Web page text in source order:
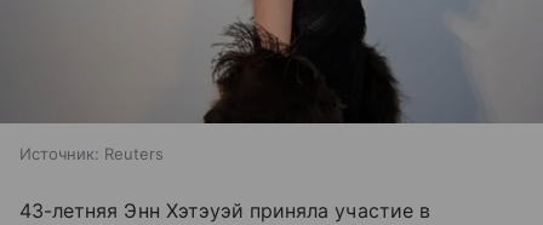
Источник: Reuters
43-летняя Энн Хэтэуэй приняла участие в